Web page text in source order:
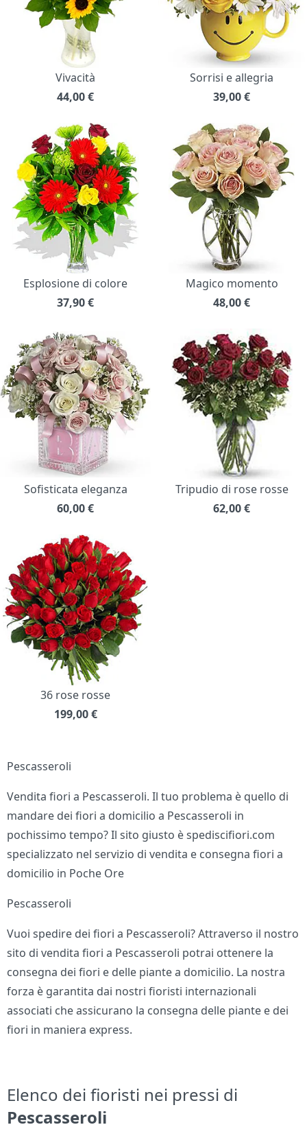
Vivacità
44,00€
Sorrisi e allegria
39,00€
Esplosione di colore
37,90€
Magico momento
48,00€
Sofisticata eleganza
60,00€
Tripudio di rose rosse
62,00€
36 rose rosse
199,00 €
Pescasseroli
Vendita fiori a Pescasseroli. Il tuo problema è quello di
mandare dei fiori a domicilio a Pescasseroli in
pochissimo tempo? Il sito giusto è spediscifiori.com
specializzato nel servizio di vendita e consegna fiori a
domicilio in Poche Ore
Pescasseroli
Vuoi spedire dei fiori a Pescasseroli? Attraverso il nostro
sito di vendita fiori a Pescasseroli potrai ottenere la
consegna dei fiori e delle piante a domicilio. La nostra
forza è garantita dai nostri fioristi internazionali
associati che assicurano la consegna delle piante e dei
fiori in maniera express.
Elenco dei fioristi nei pressi di
Pescasseroli